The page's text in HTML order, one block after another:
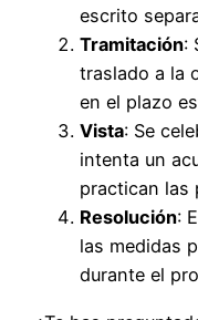
escrito
Tramitación:
traslado a la
en el plazo
Vista: Se
intenta un
practican las
Resolución:
las medidas
durante el